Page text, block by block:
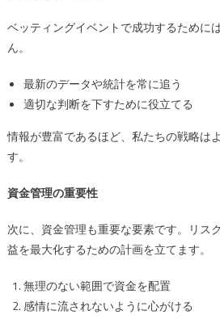
ベッティングイベントで成功するために
ん。
最新のデータや統計を常に追う
適切な判断を下すために役立てる
情報が豊富であるほど、私たちの戦略は
す。
資金管理の重要性
次に、資金管理も重要な要素です。リス
益を最大化するための計画を立てます。
無理のない範囲で資金を配置
感情に流されないように心がける